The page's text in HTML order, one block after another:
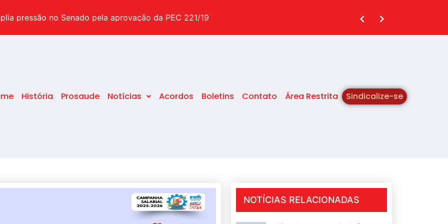
dúvidas sobre o tema
pressão no Senado pela aprovação da PEC 221/19
após o STF decidir pelo fim da idade mínima
História Prosaude Notícias Acordos Boletins Contato Área Restrita Sindicalize-se
NOTÍCIAS RELACIONADAS